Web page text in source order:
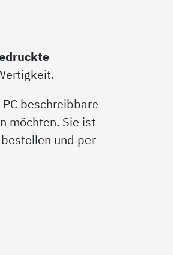
beschreibbare
möchten. Sie ist
und per